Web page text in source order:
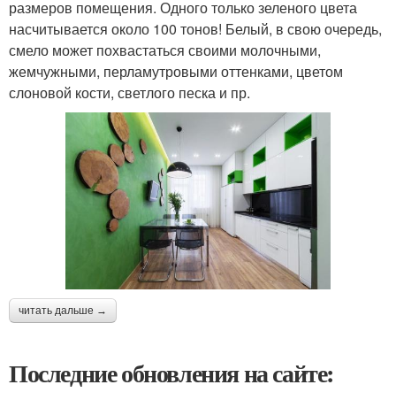
размеров помещения. Одного только зеленого цвета
насчитывается около 100 тонов! Белый, в свою очередь,
смело может похвастаться своими молочными,
жемчужными, перламутровыми оттенками, цветом
слоновой кости, светлого песка и пр.
читать дальше →
Последние обновления на сайте: